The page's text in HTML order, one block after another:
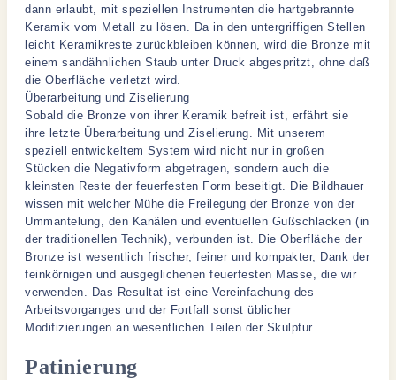
dann erlaubt, mit speziellen Instrumenten die hartgebrannte
Keramik vom Metall zu lösen. Da in den untergriffigen Stellen
leicht Keramikreste zurückbleiben können, wird die Bronze mit
einem sandähnlichen Staub unter Druck abgespritzt, ohne daß
die Oberfläche verletzt wird.
Überarbeitung und Ziselierung
Sobald die Bronze von ihrer Keramik befreit ist, erfährt sie
ihre letzte Überarbeitung und Ziselierung. Mit unserem
speziell entwickeltem System wird nicht nur in großen
Stücken die Negativform abgetragen, sondern auch die
kleinsten Reste der feuerfesten Form beseitigt. Die Bildhauer
wissen mit welcher Mühe die Freilegung der Bronze von der
Ummantelung, den Kanälen und eventuellen Gußschlacken (in
der traditionellen Technik), verbunden ist. Die Oberfläche der
Bronze ist wesentlich frischer, feiner und kompakter, Dank der
feinkörnigen und ausgeglichenen feuerfesten Masse, die wir
verwenden. Das Resultat ist eine Vereinfachung des
Arbeitsvorganges und der Fortfall sonst üblicher
Modifizierungen an wesentlichen Teilen der Skulptur.
Patinierung